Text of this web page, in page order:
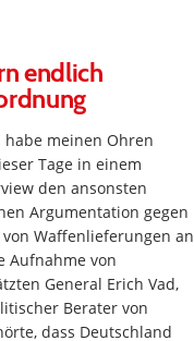
endlich
habe meinen Ohren
Tage in einem
den ansonsten
Argumentation gegen
Waffenlieferungen an
Aufnahme von
General Erich Vad,
Berater von
dass Deutschland